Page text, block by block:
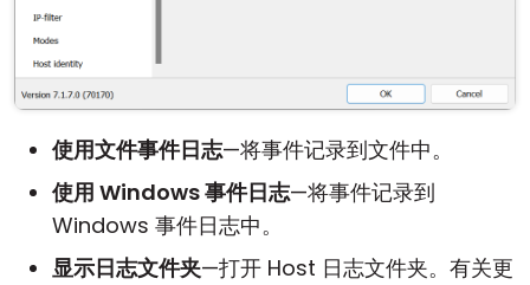
使用文件事件日志—将事件记录到文件中。
使用 Windows 事件日志—将事件记录到
Windows 事件日志中。
显示日志文件夹—打开 Host 日志文件夹。有关更